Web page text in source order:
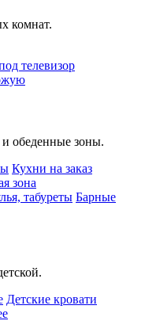
комнат.
телевизор
обеденные зоны.
Кухни на заказ
зона
табуреты Барные
Детские кровати